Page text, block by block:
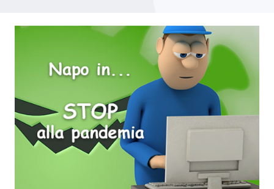
“STOP alla pandemia”, on line il nuovo